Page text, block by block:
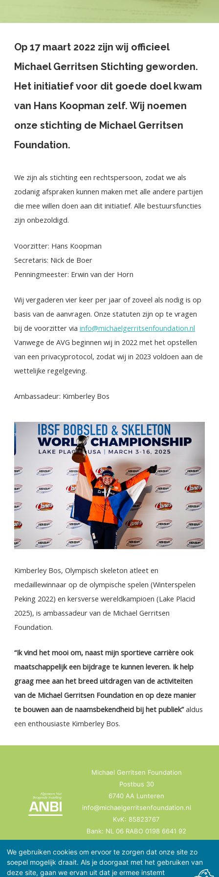
We gebruiken cookies om ervoor te zorgen dat onze site zo
soepel mogelijk draait. Als je doorgaat met het gebruiken van
deze site, gaan we ervan uit dat je ermee instemt
Op 17 maart 2022 zijn wij officieel
Michael Gerritsen Stichting geworden.
Het initiatief voor dit goede doel kwam
van Hans Koopman zelf. Wij noemen
onze stichting de Michael Gerritsen
Foundation.
We zijn als stichting een rechtspersoon, zodat we als
zodanig afspraken kunnen maken met alle andere partijen
die mee willen doen aan dit initiatief. Alle bestuursfuncties
zijn onbezoldigd.
Voorzitter: Hans Koopman
Secretaris: Nick de Boer
Penningmeester: Erwin van der Horn
Wij vergaderen vier keer per jaar of zoveel als nodig is op
basis van de aanvragen. Onze statuten zijn op te vragen
bij de voorzitter viainfo@michaelgerritsenfoundation.nl
Vanwege de AVG beginnen wij in 2022 met het opstellen
van een privacyprotocol, zodat wij in 2023 voldoen aan de
wettelijke regelgeving.
Ambassadeur: Kimberley Bos
Kimberley Bos, Olympisch skeleton atleet en
medaillewinnaar op de olympische spelen (Winterspelen
Peking 2022) en kersverse wereldkampioen (Lake Placid
2025), is ambassadeur van de Michael Gerritsen
Foundation.
“Ik vind het mooi om, naast mijn sportieve carrière ook
maatschappelijk een bijdrage te kunnen leveren. Ik help
graag mee aan het breed uitdragen van de activiteiten
van de Michael Gerritsen Foundation en op deze manier
te bouwen aan de naamsbekendheid bij het publiek”aldus
een enthousiaste Kimberley Bos.
Michael Gerritsen Foundation
Postbus 30
6740 AA Lunteren
info@michaelgerritsenfoundation.nl
KvK: 85823767
Bank: NL 06 RABO 0198 6641 92
Onze privacy verklaring